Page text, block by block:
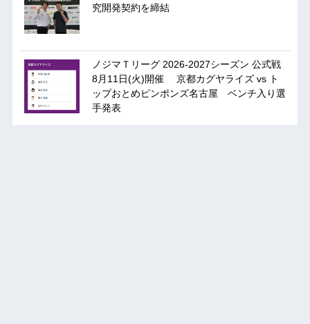
究開発契約を締結
ノジマＴリーグ 2026-2027シーズン 公式戦
8月11日(火)開催 京都カグヤライズ vs ト
ップおとめピンポンズ名古屋 ベンチ入り選
手発表